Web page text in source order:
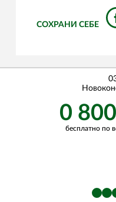
СОХРАНИ СЕБЕ
0
бесплатно по